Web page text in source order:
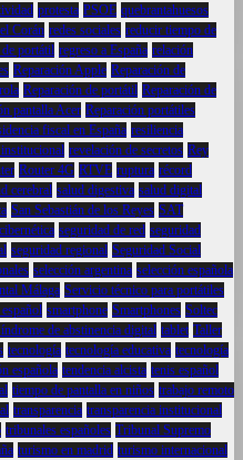
protesta PSOE quebrantahuesos
Corán redes sociales reducir tiempo de
portátil regreso a España relación
Reparación Apple Reparación de
Reparación de portátil Reparación de
pantalla Acer Reparación portátiles
fiscal en España resiliencia
revelación de secretos Rey
Router 4G RTVE ruptura récord
cerebral salud digestiva salud digital
San Sebastián de los Reyes SAT
seguridad de red seguridad
seguridad regional Seguridad Social
selección argentina selección española
Málaga Servicio técnico para portátiles
smartphone Smartphones Soltec
de abstinencia digital tablet Taller
tecnología tecnología educativa tecnología
española tendencia alcista tenis español
tiempo de pantalla en niños trabajo remoto
transparencia transparencia institucional
tribunales españoles Tribunal Supremo
turismo en madrid turismo internacional